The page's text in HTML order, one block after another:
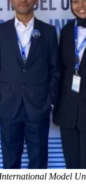
Model